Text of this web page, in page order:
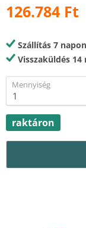
126.784 Ft
Szállítás 7
Visszaküldés
Mennyiség
raktáron